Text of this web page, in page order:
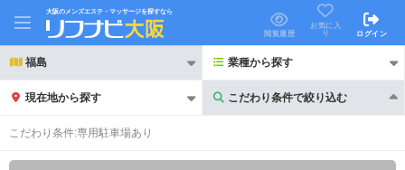
大阪のメンズエステ・マッサージを探すなら
閲覧履歴
お気に入
り
ログイン
福島 業種から探す
現在地から探す こだわり条件で絞り込む
こだわり条件で絞り込む
こだわり条件:専用駐車場あり